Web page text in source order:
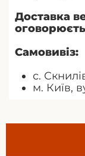
Доставка
Самовивіз:
с.
м. Київ,